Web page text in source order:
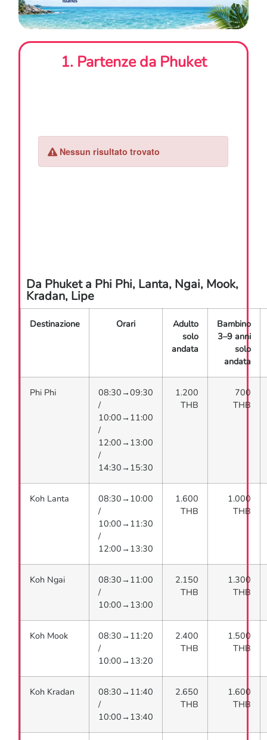
1. Partenze da Phuket
Da Phuket a Phi Phi, Lanta, Ngai, Mook,
Kradan, Lipe
Destinazione Orari
Adulto
solo
andata
Bambino
3–9 anni
solo
andata
Phi Phi
08:30→09:30
/
10:00→11:00
/
12:00→13:00
/
14:30→15:30
1.200
THB
700
THB
Koh Lanta
08:30→10:00
/
10:00→11:30
/
12:00→13:30
1.600
THB
1.000
THB
Koh Ngai
08:30→11:00
/
10:00→13:00
2.150
THB
1.300
THB
Koh Mook
08:30→11:20
/
10:00→13:20
2.400
THB
1.500
THB
Koh Kradan
08:30→11:40
/
10:00→13:40
2.650
THB
1.600
THB